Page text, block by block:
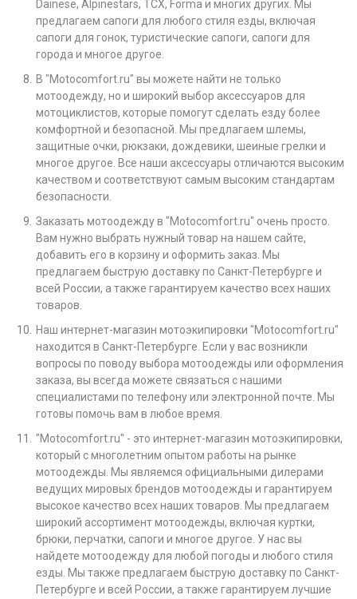
Dainese, Alpinestars, TCX, Forma и многих других. Мы
предлагаем сапоги для любого стиля езды, включая
сапоги для гонок, туристические сапоги, сапоги для
города и многое другое.
В "Motocomfort.ru" вы можете найти не только
мотоодежду, но и широкий выбор аксессуаров для
мотоциклистов, которые помогут сделать езду более
комфортной и безопасной. Мы предлагаем шлемы,
защитные очки, рюкзаки, дождевики, шеиные грелки и
многое другое. Все наши аксессуары отличаются высоким
качеством и соответствуют самым высоким стандартам
безопасности.
Заказать мотоодежду в "Motocomfort.ru" очень просто.
Вам нужно выбрать нужный товар на нашем сайте,
добавить его в корзину и оформить заказ. Мы
предлагаем быструю доставку по Санкт-Петербурге и
всей России, а также гарантируем качество всех наших
товаров.
Наш интернет-магазин мотоэкипировки "Motocomfort.ru"
находится в Санкт-Петербурге. Если у вас возникли
вопросы по поводу выбора мотоодежды или оформления
заказа, вы всегда можете связаться с нашими
специалистами по телефону или электронной почте. Мы
готовы помочь вам в любое время.
"Motocomfort.ru" - это интернет-магазин мотоэкипировки,
который с многолетним опытом работы на рынке
мотоодежды. Мы являемся официальными дилерами
ведущих мировых брендов мотоодежды и гарантируем
высокое качество всех наших товаров. Мы предлагаем
широкий ассортимент мотоодежды, включая куртки,
брюки, перчатки, сапоги и многое другое. У нас вы
найдете мотоодежду для любой погоды и любого стиля
езды. Мы также предлагаем быструю доставку по Санкт-
Петербурге и всей России, а также гарантируем лучшие